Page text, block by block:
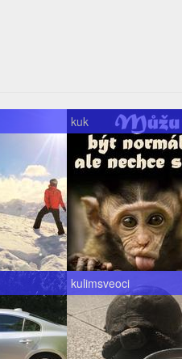
kuk
kulimsveoci